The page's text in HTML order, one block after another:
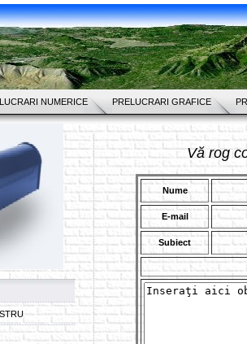
NUMERICE PRELUCRARI GRAFICE
Vă rog
Nume
E-mail
Subiect